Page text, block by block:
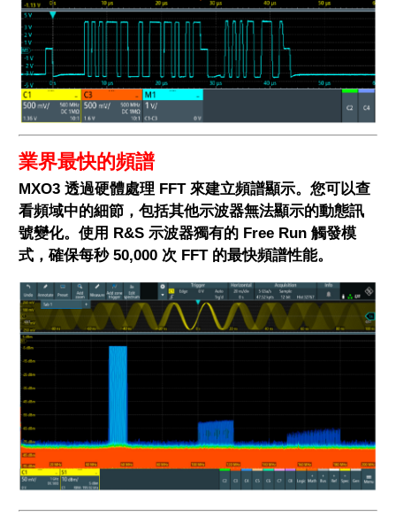
業界最快的頻譜
MXO3 透過硬體處理 FFT 來建立頻譜顯示。您可以查
看頻域中的細節，包括其他示波器無法顯示的動態訊
號變化。使用 R&S 示波器獨有的 Free Run 觸發模
式，確保每秒 50,000 次 FFT 的最快頻譜性能。